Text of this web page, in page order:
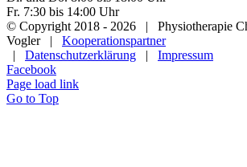
Fr. 7:30 bis 14:00 Uhr
© Copyright 2018 - 2026 | Physiotherapie
Vogler | Kooperationspartner
| Datenschutzerklärung | Impressum
Facebook
Page load link
Go to Top